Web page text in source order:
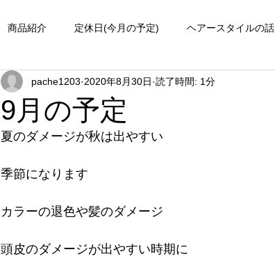
商品紹介 定休日(今月の予定) ヘアースタイルの話
施術メニュー 絶対知ってほしい事
9月の予定
pache1203 2020年8月30日 読了時間: 1分
夏のダメージが秋は出やすい
季節になります
カラーの退色や髪のダメージ
頭皮のダメージが出やすい時期に